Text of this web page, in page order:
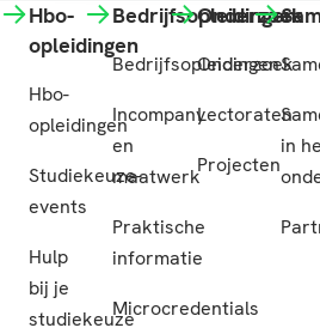
Hbo-
opleidingen
Hbo-
opleidingen
Studiekeuze-
events
Hulp
bij je
studiekeuze
Bedrijfsopleidingen
Bedrijfsopleidingen
Incompany
en
maatwerk
Praktische
informatie
Microcredentials
Onderzoek
Onderzoek
Lectoraten
Projecten
in